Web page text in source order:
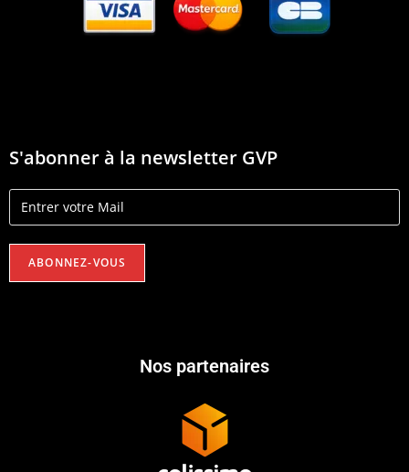
S'abonner à la newsletter GVP
Nos partenaires